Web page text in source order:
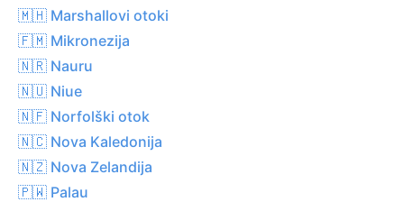
🇲🇭 Marshallovi otoki
🇫🇲 Mikronezija
🇳🇷 Nauru
🇳🇺 Niue
🇳🇫 Norfolški otok
🇳🇨 Nova Kaledonija
🇳🇿 Nova Zelandija
🇵🇼 Palau